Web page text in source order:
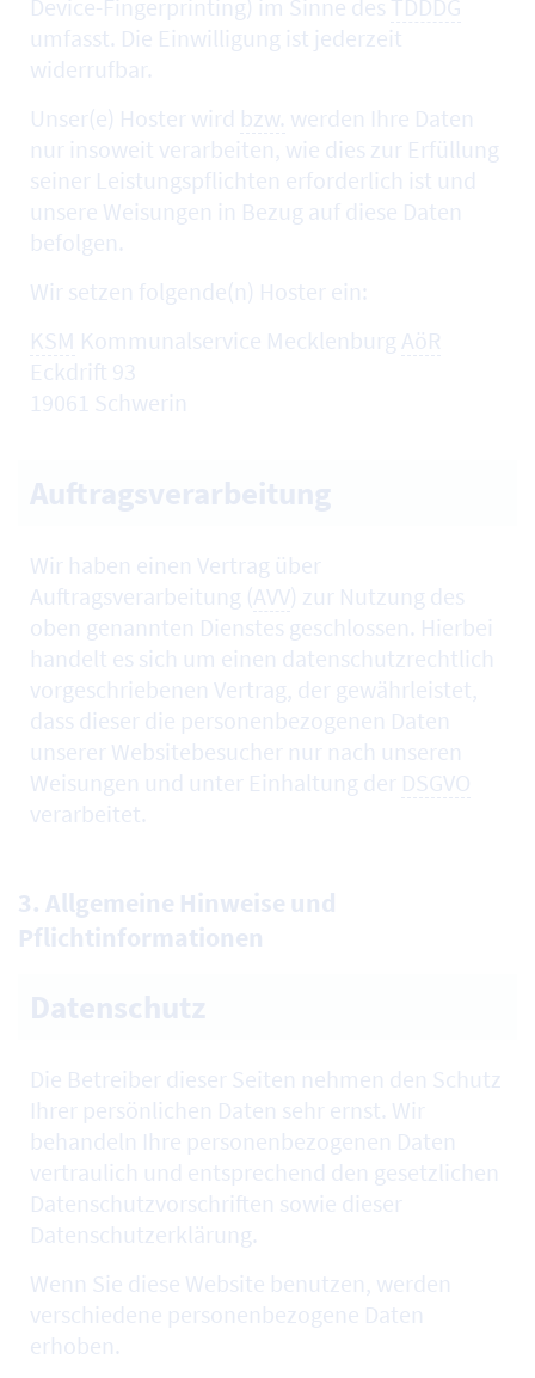
Device-Fingerprinting) im Sinne des TDDDG
umfasst. Die Einwilligung ist jederzeit
widerrufbar.
Unser(e) Hoster wird bzw. werden Ihre Daten
nur insoweit verarbeiten, wie dies zur Erfüllung
seiner Leistungspflichten erforderlich ist und
unsere Weisungen in Bezug auf diese Daten
befolgen.
Wir setzen folgende(n) Hoster ein:
KSM Kommunalservice Mecklenburg AöR
Eckdrift 93
19061 Schwerin
Wir haben einen Vertrag über
Auftragsverarbeitung (AVV) zur Nutzung des
oben genannten Dienstes geschlossen. Hierbei
handelt es sich um einen datenschutzrechtlich
vorgeschriebenen Vertrag, der gewährleistet,
dass dieser die personenbezogenen Daten
unserer Websitebesucher nur nach unseren
Weisungen und unter Einhaltung der DSGVO
verarbeitet.
3. Allgemeine Hinweise und
Pflichtinformationen
Die Betreiber dieser Seiten nehmen den Schutz
Ihrer persönlichen Daten sehr ernst. Wir
behandeln Ihre personenbezogenen Daten
vertraulich und entsprechend den gesetzlichen
Datenschutzvorschriften sowie dieser
Datenschutzerklärung.
Wenn Sie diese Website benutzen, werden
verschiedene personenbezogene Daten
erhoben.